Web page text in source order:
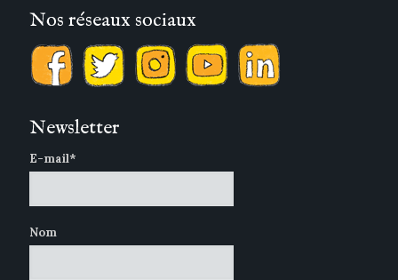
Nos réseaux sociaux
Newsletter
E-mail*
Nom